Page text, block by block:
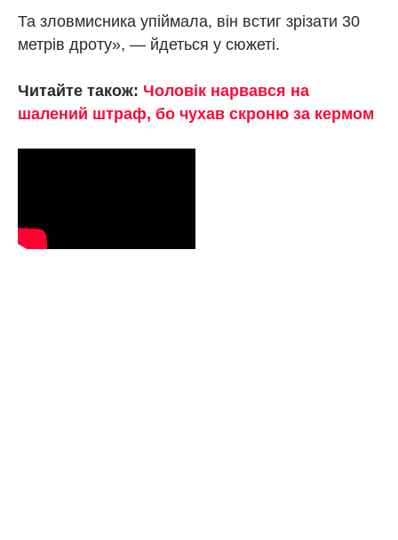
Та зловмисника упіймала, він встиг зрізати 30
метрів дроту», — йдеться у сюжеті.
Читайте також: Чоловік нарвався на
шалений штраф, бо чухав скроню за кермом